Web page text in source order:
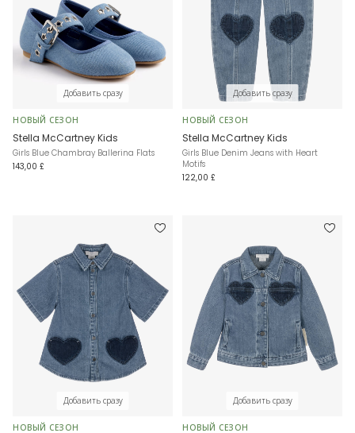
Добавить сразу
НОВЫЙ СЕЗОН
Stella McCartney Kids
Girls Blue Chambray Ballerina Flats
143,00 £
Добавить сразу
НОВЫЙ СЕЗОН
Stella McCartney Kids
Girls Blue Denim Jeans with Heart
Motifs
122,00 £
Добавить сразу
НОВЫЙ СЕЗОН
Добавить сразу
НОВЫЙ СЕЗОН